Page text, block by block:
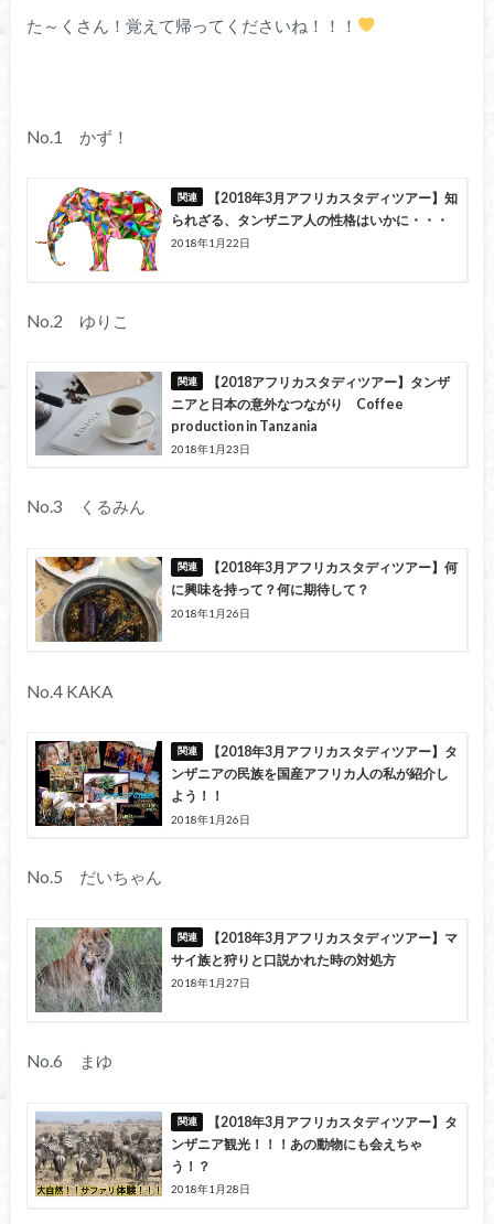
た～くさん！覚えて帰ってくださいね！！！
No.1 かず！
【2018年3月アフリカスタディツアー】知
られざる、タンザニア人の性格はいかに・・・
2018年1月22日
No.2 ゆりこ
【2018アフリカスタディツアー】タンザ
ニアと日本の意外なつながり Coffee
production in Tanzania
2018年1月23日
No.3 くるみん
【2018年3月アフリカスタディツアー】何
に興味を持って？何に期待して？
2018年1月26日
No.4 KAKA
【2018年3月アフリカスタディツアー】タ
ンザニアの民族を国産アフリカ人の私が紹介し
よう！！
2018年1月26日
No.5 だいちゃん
【2018年3月アフリカスタディツアー】マ
サイ族と狩りと口説かれた時の対処方
2018年1月27日
No.6 まゆ
【2018年3月アフリカスタディツアー】タ
ンザニア観光！！！あの動物にも会えちゃ
う！？
2018年1月28日